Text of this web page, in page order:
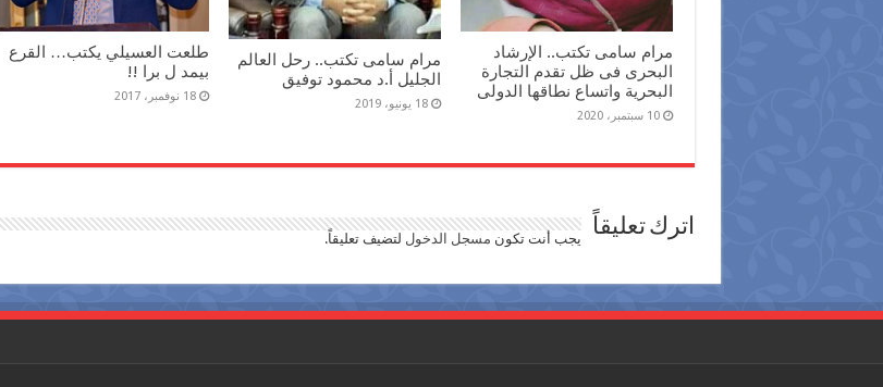
مرام سامى تكتب.. الإرشاد
البحرى فى ظل تقدم التجارة
البحرية واتساع نطاقها الدولى
10 سبتمبر، 2020
مرام سامى تكتب.. رحل العالم
الجليل أ.د محمود توفيق
18 يونيو، 2019
طلعت العسيلي يكتب… القرع
بيمد ل برا !!
18 نوفمبر، 2017
اترك تعليقاً يجب أنت تكون مسجل الدخول لتضيف تعليقاً.